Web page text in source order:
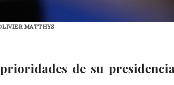
MATTHYS
de su